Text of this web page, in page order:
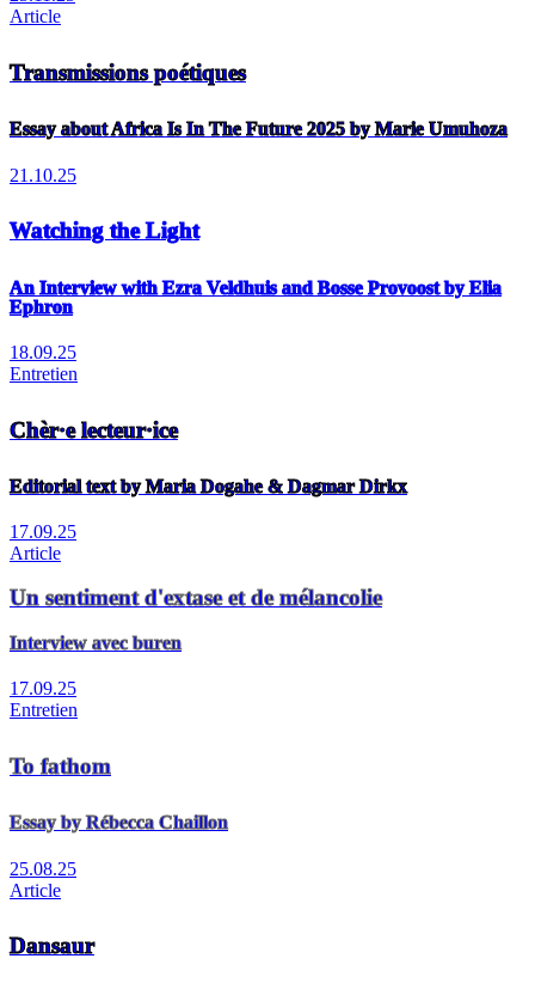
Article
Transmissions poétiques
Essay about Africa Is In The Future 2025 by Marie Umuhoza
21.10.25
Watching the Light
An Interview with Ezra Veldhuis and Bosse Provoost by Elia
Ephron
18.09.25
Entretien
Chèr·e lecteur·ice
Editorial text by Maria Dogahe & Dagmar Dirkx
17.09.25
Article
Un sentiment d'extase et de mélancolie
Interview avec buren
17.09.25
Entretien
To fathom
Essay by Rébecca Chaillon
25.08.25
Article
Dansaur